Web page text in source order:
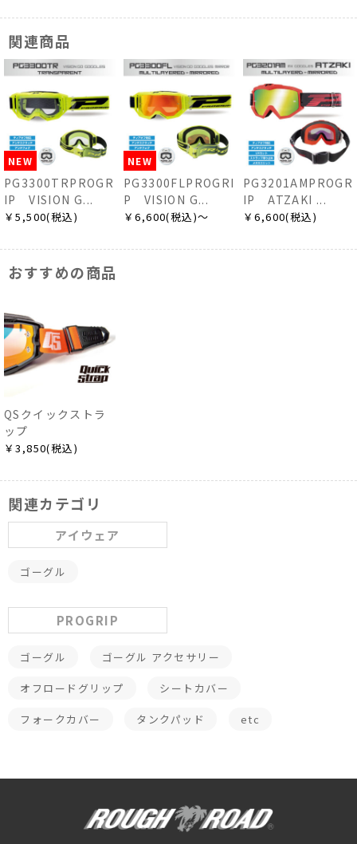
関連商品
NEW
PG3300TRPROGR
IP VISION G...
￥5,500(税込)
NEW
PG3300FLPROGRI
P VISION G...
￥6,600(税込)～
PG3201AMPROGR
IP ATZAKI ...
￥6,600(税込)
おすすめの商品
QSクイックストラ
ップ
￥3,850(税込)
関連カテゴリ
アイウェア
ゴーグル
PROGRIP
ゴーグル ゴーグル アクセサリー
オフロードグリップ シートカバー
フォークカバー タンクパッド etc